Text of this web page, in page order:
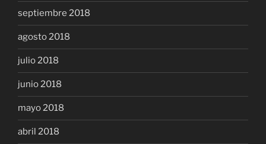
septiembre 2018
agosto 2018
julio 2018
junio 2018
mayo 2018
abril 2018